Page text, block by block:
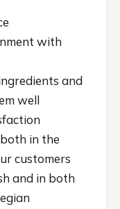
with
and
well
in the
customers
and in both